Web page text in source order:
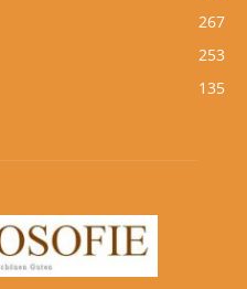
267
253
135